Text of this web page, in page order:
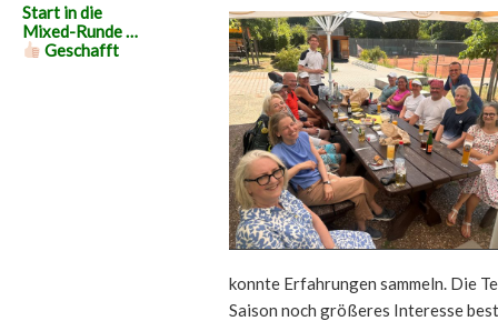
Start in die
Mixed-Runde …
Geschafft
konnte Erfahrungen sammeln. Die
Saison noch größeres Interesse